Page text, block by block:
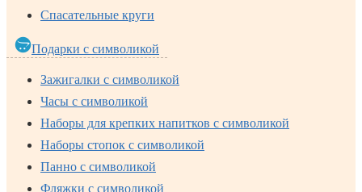
Спасательные круги
Подарки с символикой
Зажигалки с символикой
Часы с символикой
Наборы для крепких напитков с символикой
Наборы стопок с символикой
Панно с символикой
Фляжки с символикой